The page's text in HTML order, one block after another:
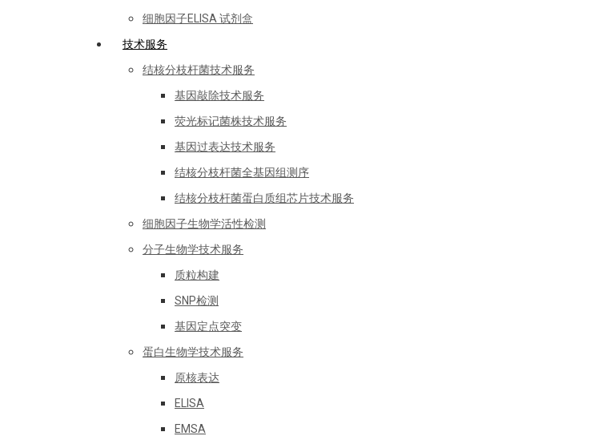
细胞因子ELISA 试剂盒
技术服务
结核分枝杆菌技术服务
基因敲除技术服务
荧光标记菌株技术服务
基因过表达技术服务
结核分枝杆菌全基因组测序
结核分枝杆菌蛋白质组芯片技术服务
细胞因子生物学活性检测
分子生物学技术服务
质粒构建
SNP检测
基因定点突变
蛋白生物学技术服务
原核表达
ELISA
EMSA